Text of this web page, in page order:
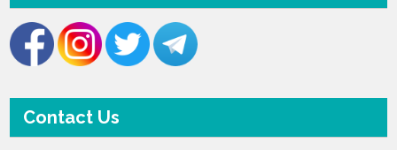
Contact Us